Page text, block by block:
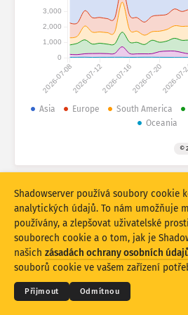
Statistiky útoku: Zařízení
Nápověda
Soubor dat
Limit
Aktualizovat
Stáhnout jako
2026-07-082026-07-122026-07-162026-07-202026-
0
1,000
2,000
3,000
Asia Europe South America
Oceania
©
© 2026THE
Ochrana osobních údajů a
Kontaktujte nás
Shadowserver používá soubory cookie
analytických údajů. To nám umožňuje
používány, a zlepšovat uživatelské
souborech cookie a o tom, jak je
našich zásadách ochrany osobních
souborů cookie ve vašem zařízení
Přijmout Odmítnou